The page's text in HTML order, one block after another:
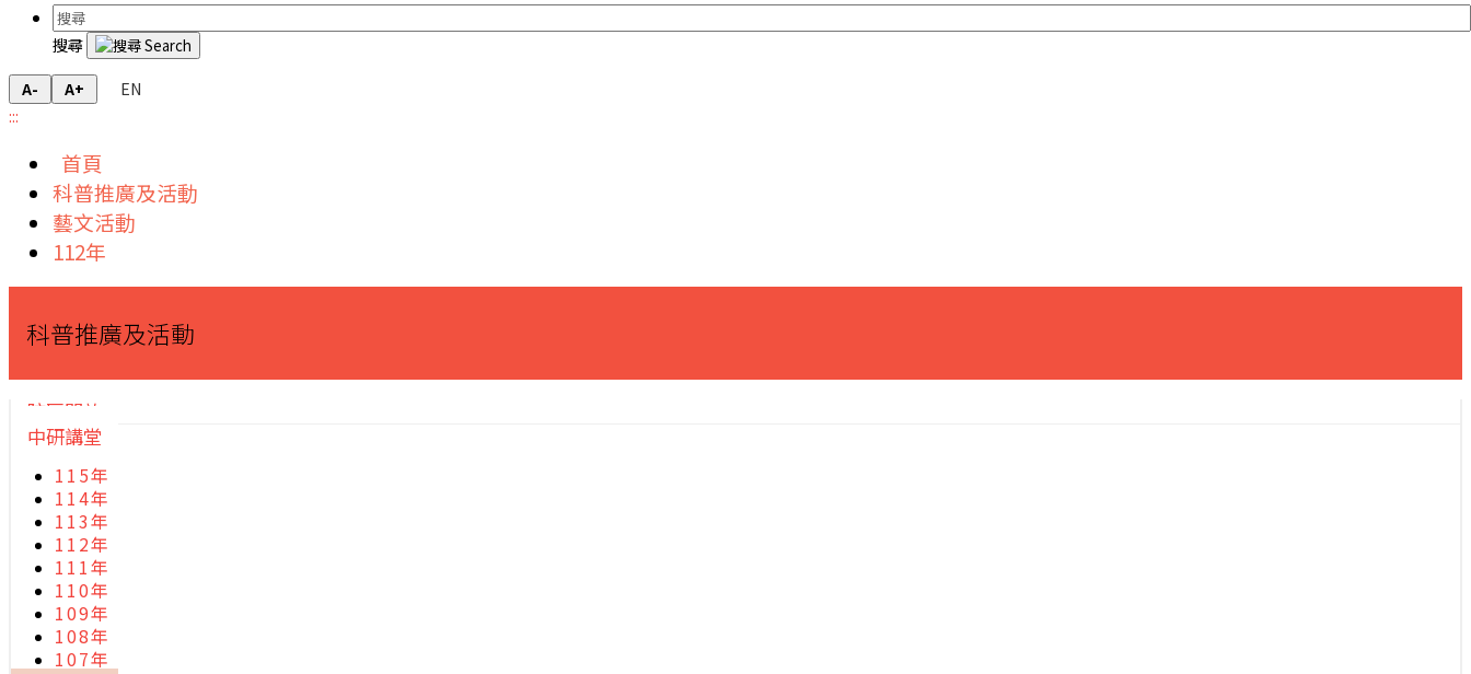
搜尋
A- A+
EN
:::
首頁
科普推廣及活動
藝文活動
112年
科普推廣及活動
院區開放
中研講堂
115年
114年
113年
112年
111年
110年
109年
108年
107年